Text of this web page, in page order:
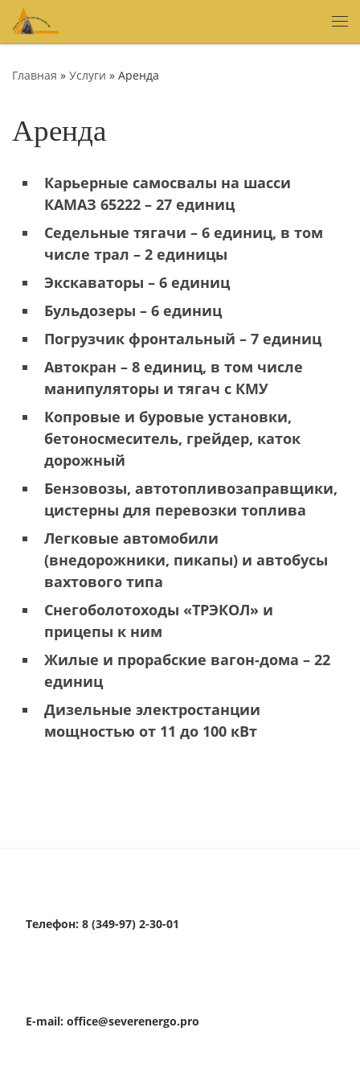
Skip to content
Главная » Услуги » Аренда
Аренда
Карьерные самосвалы на шасси
КАМАЗ 65222 – 27 единиц
Седельные тягачи – 6 единиц, в том
числе трал – 2 единицы
Экскаваторы – 6 единиц
Бульдозеры – 6 единиц
Погрузчик фронтальный – 7 единиц
Автокран – 8 единиц, в том числе
манипуляторы и тягач с КМУ
Копровые и буровые установки,
бетоносмеситель, грейдер, каток
дорожный
Бензовозы, автотопливозаправщики,
цистерны для перевозки топлива
Легковые автомобили
(внедорожники, пикапы) и автобусы
вахтового типа
Снегоболотоходы «ТРЭКОЛ» и
прицепы к ним
Жилые и прорабские вагон-дома – 22
единиц
Дизельные электростанции
мощностью от 11 до 100 кВт
Телефон: 8 (349-97) 2-30-01
E-mail: office@severenergo.pro